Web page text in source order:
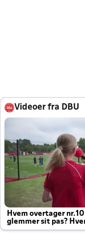
Videoer fra DBU
Hvem overtager
glemmer sit pas?
altid til efter kampe?